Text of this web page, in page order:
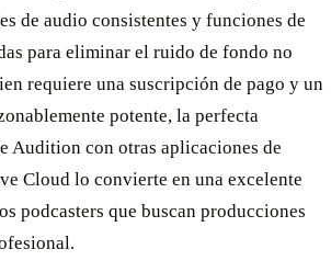
de audio consistentes y funciones de
para eliminar el ruido de fondo no
requiere una suscripción de pago y un
potente, la perfecta
Audition con otras aplicaciones de
Cloud lo convierte en una excelente
podcasters que buscan producciones